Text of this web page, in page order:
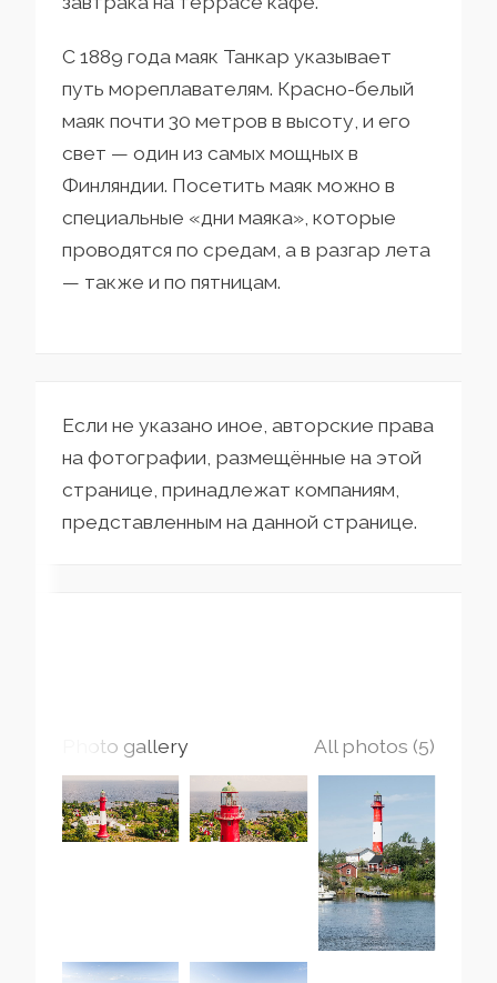
С 1889 года маяк Танкар указывает
путь мореплавателям. Красно-белый
маяк почти 30 метров в высоту, и его
свет — один из самых мощных в
Финляндии. Посетить маяк можно в
специальные «дни маяка», которые
проводятся по средам, а в разгар лета
— также и по пятницам.
Если не указано иное, авторские права
на фотографии, размещённые на этой
странице, принадлежат компаниям,
представленным на данной странице.
Photo gallery All photos (5)